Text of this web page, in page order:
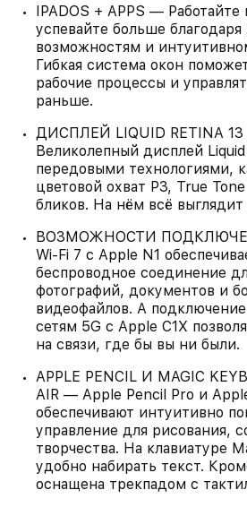
IPADOS + APPS —
успевайте больше
возможностям и
Гибкая система окон
рабочие процессы и
раньше.
ДИСПЛЕЙ LIQUID RETINA
Великолепный дисплей
передовыми технологиями,
цветовой охват P3, True
бликов. На нём всё выглядит
ВОЗМОЖНОСТИ
Wi-Fi 7 с Apple N1
беспроводное соединение
фотографий, документов и
видеофайлов. А
сетям 5G с Apple C1X
на связи, где бы вы ни были.
APPLE PENCIL И MAGIC
AIR — Apple Pencil Pro и
обеспечивают интуитивно
управление для рисования,
творчества. На клавиатуре
удобно набирать текст.
оснащена трекпадом с